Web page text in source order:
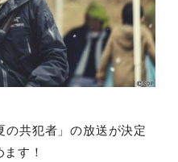
の共犯者」の放送が決定
す！